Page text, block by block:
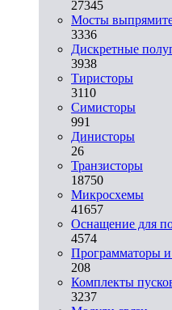
27345
Мосты
3336
Дискретные
3938
Тиристоры
3110
Симисторы
991
Динисторы
26
Транзисторы
18750
Микросхемы
41657
Оснащение для
4574
Программаторы
208
Комплекты
3237